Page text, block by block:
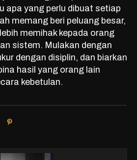
apa yang perlu dibuat setiap
memang beri peluang besar,
memihak kepada orang
sistem. Mulakan dengan
dengan disiplin, dan biarkan
hasil yang orang lain
kebetulan.